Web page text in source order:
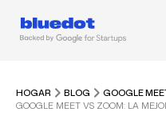
HOGAR BLOG
GOOGLE